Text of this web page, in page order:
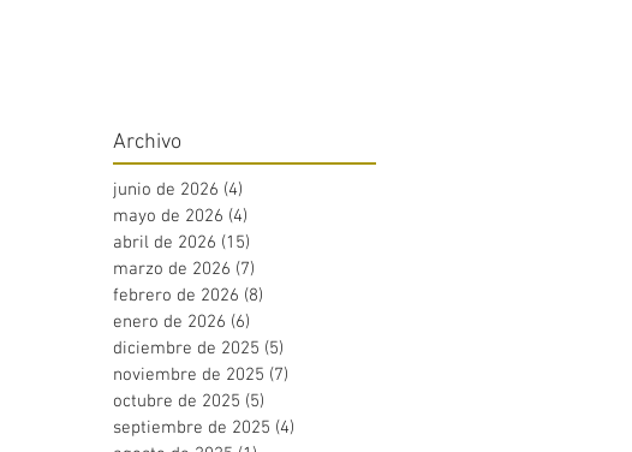
Archivo
junio de 2026 (4)
mayo de 2026 (4)
abril de 2026 (15)
marzo de 2026 (7)
febrero de 2026 (8)
enero de 2026 (6)
diciembre de 2025 (5)
noviembre de 2025 (7)
octubre de 2025 (5)
septiembre de 2025 (4)